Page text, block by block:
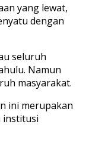
yang lewat,
dengan
seluruh
Namun
masyarakat.
ini merupakan
institusi